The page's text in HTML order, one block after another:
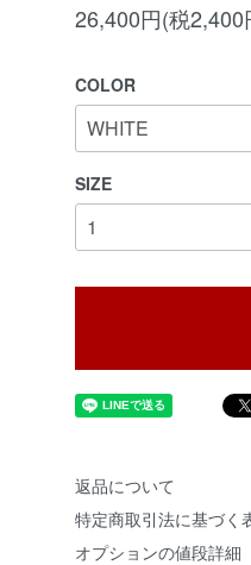
26,400円(税2,400
COLOR
SIZE
返品について
特定商取引法に基づく
オプションの値段詳細